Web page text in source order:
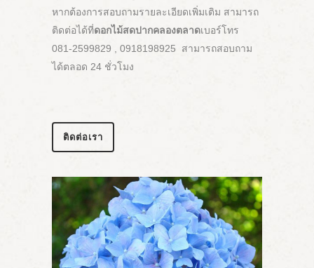
หากต้องการสอบถามรายละเอียดเพิ่มเติม สามารถ
ติดต่อได้ที่ดอกไม้สดปากคลองตลาดเบอร์โทร
081-2599829 , 0918198925 สามารถสอบถาม
ได้ตลอด 24 ชั่วโมง
ติดต่อเรา